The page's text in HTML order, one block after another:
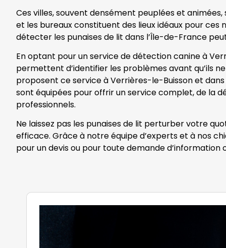
Ces villes, souvent densément peuplées et
et les bureaux constituent des lieux idéaux pour ces
détecter les punaises de lit dans l’Île-de-France
En optant pour un service de détection canine à
permettent d’identifier les problèmes avant qu’ils
proposent ce service à Verrières-le-Buisson et
sont équipées pour offrir un service complet, de la
professionnels.
Ne laissez pas les punaises de lit perturber votre
efficace. Grâce à notre équipe d’experts et à nos
pour un devis ou pour toute demande d’information